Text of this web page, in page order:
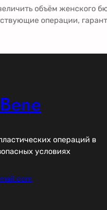
объём женского
операции,
операций в
условиях